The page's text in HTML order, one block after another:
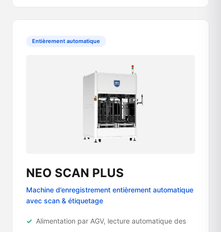
Entièrement automatique
NEO SCAN PLUS
Machine d’enregistrement entièrement automatique
avec scan & étiquetage
Alimentation par AGV, lecture automatique des